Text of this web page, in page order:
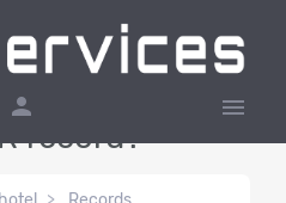
person menu
record?